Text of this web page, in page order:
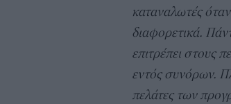
καταναλωτές
διαφορετικά.
επιτρέπει στους
εντός συνόρων.
πελάτες των